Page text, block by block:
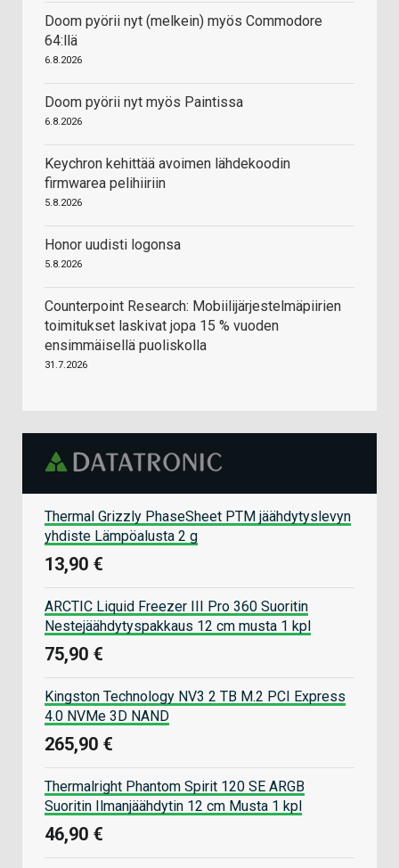
Doom pyörii nyt (melkein) myös Commodore
64:llä
6.8.2026
Doom pyörii nyt myös Paintissa
6.8.2026
Keychron kehittää avoimen lähdekoodin
firmwarea pelihiiriin
5.8.2026
Honor uudisti logonsa
5.8.2026
Counterpoint Research: Mobiilijärjestelmäpiirien
toimitukset laskivat jopa 15 % vuoden
ensimmäisellä puoliskolla
31.7.2026
Thermal Grizzly PhaseSheet PTM jäähdytyslevyn
yhdiste Lämpöalusta 2 g
13,90 €
ARCTIC Liquid Freezer III Pro 360 Suoritin
Nestejäähdytyspakkaus 12 cm musta 1 kpl
75,90 €
Kingston Technology NV3 2 TB M.2 PCI Express
4.0 NVMe 3D NAND
265,90 €
Thermalright Phantom Spirit 120 SE ARGB
Suoritin Ilmanjäähdytin 12 cm Musta 1 kpl
46,90 €